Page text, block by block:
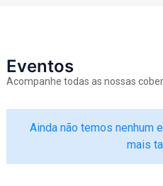
Eventos
Acompanhe todas as nossas
Ainda não temos nenhum
mais